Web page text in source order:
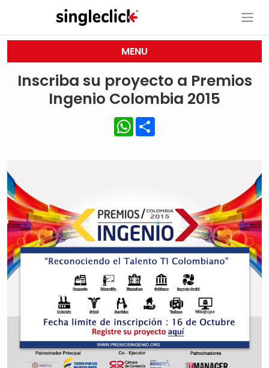
MENU
Inscriba su proyecto a Premios
Ingenio Colombia 2015
WhatsApp